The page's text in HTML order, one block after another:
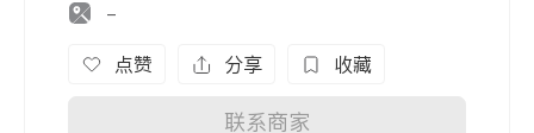
-
点赞 分享 收藏
联系商家